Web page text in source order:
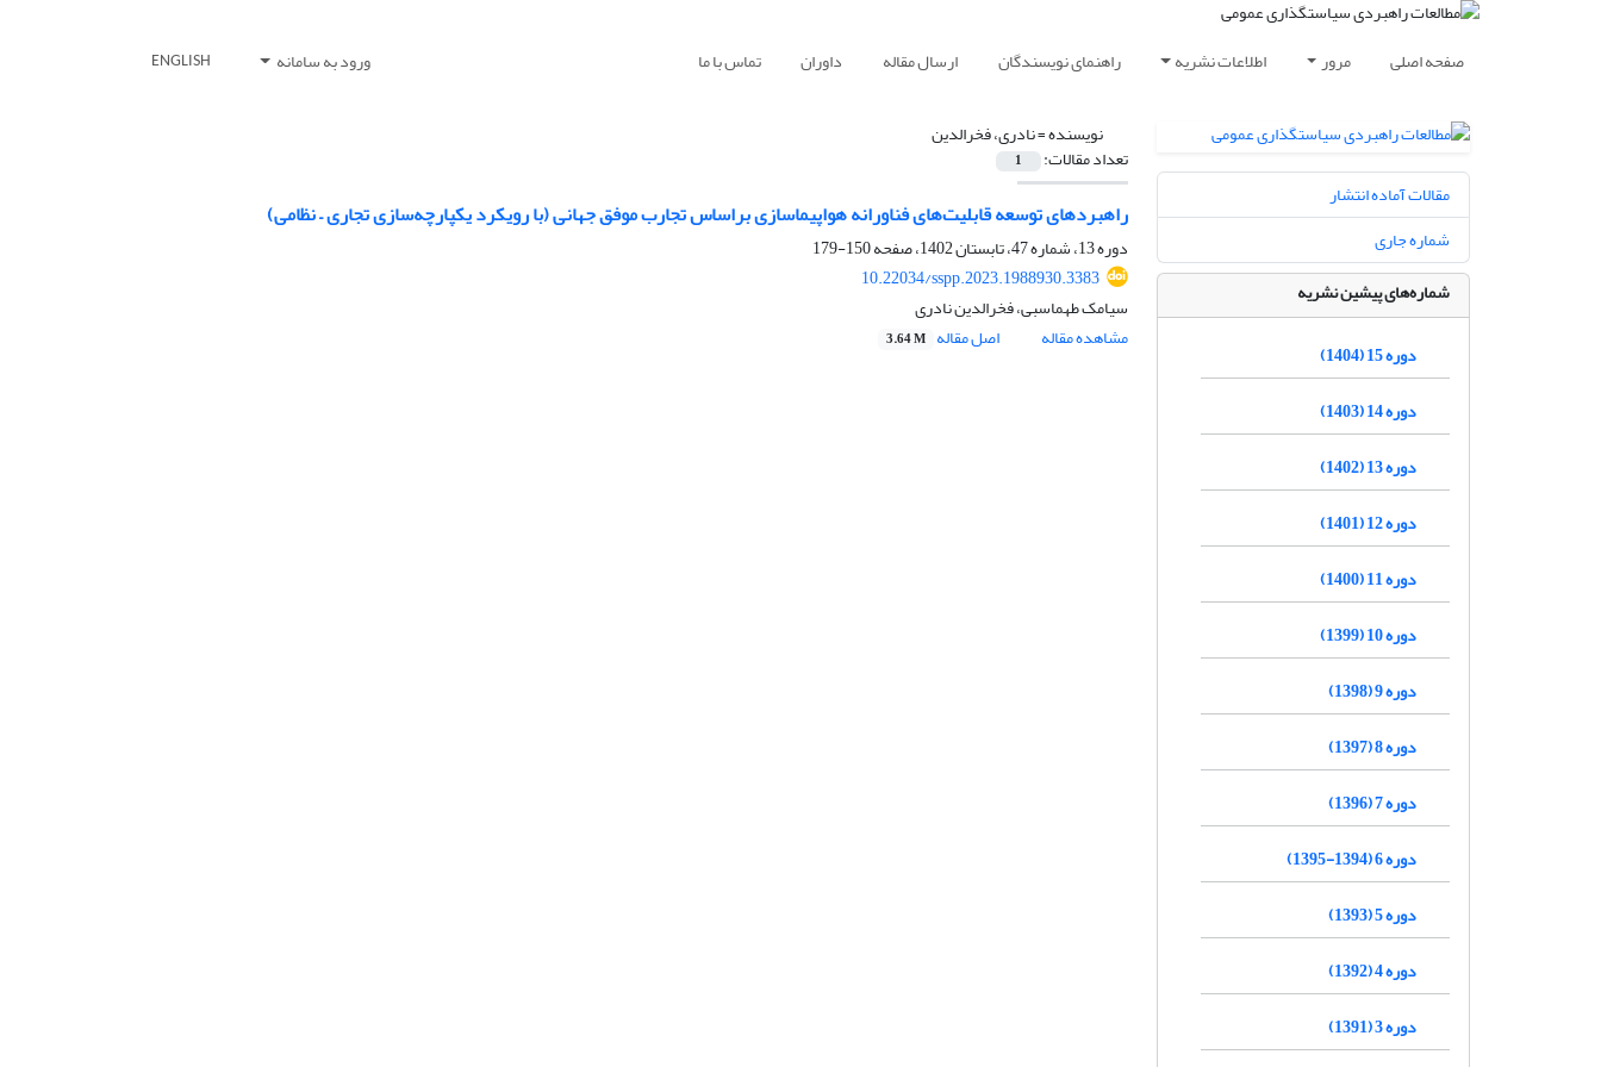
صفحه اصلی مرور اطلاعات نشریه راهنمای نویسندگان ارسال مقاله داوران تماس با ما ورود به سامانه ENGLISH
نویسنده =نادری، فخرالدین
تعداد مقالات: 1
راهبردهای توسعه قابلیت‌های فناورانه هواپیماسازی براساس تجارب موفق جهانی (با رویکرد یکپارچه‌سازی تجاری – نظامی)
دوره 13، شماره 47، تابستان 1402، صفحه
150-179
10.22034/sspp.2023.1988930.3383
سیامک طهماسبی، فخرالدین نادری
مشاهده مقاله
اصل مقاله 3.64 M
مقالات آماده انتشار
شماره جاری
شماره‌های پیشین نشریه
دوره 15 (1404)
دوره 14 (1403)
دوره 13 (1402)
دوره 12 (1401)
دوره 11 (1400)
دوره 10 (1399)
دوره 9 (1398)
دوره 8 (1397)
دوره 7 (1396)
دوره 6 (1394-1395)
دوره 5 (1393)
دوره 4 (1392)
دوره 3 (1391)